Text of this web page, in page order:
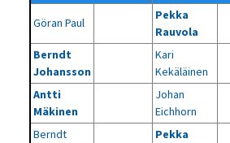
Göran Paul
Pekka
Rauvola
Berndt
Johansson
Kari
Kekäläinen
Antti
Mäkinen
Johan
Eichhorn
Berndt
Pekka